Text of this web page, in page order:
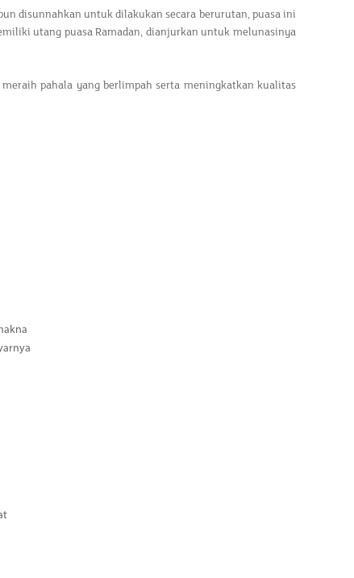
disunnahkan untuk dilakukan secara berurutan, puasa ini
utang puasa Ramadan, dianjurkan untuk melunasinya
pahala yang berlimpah serta meningkatkan kualitas